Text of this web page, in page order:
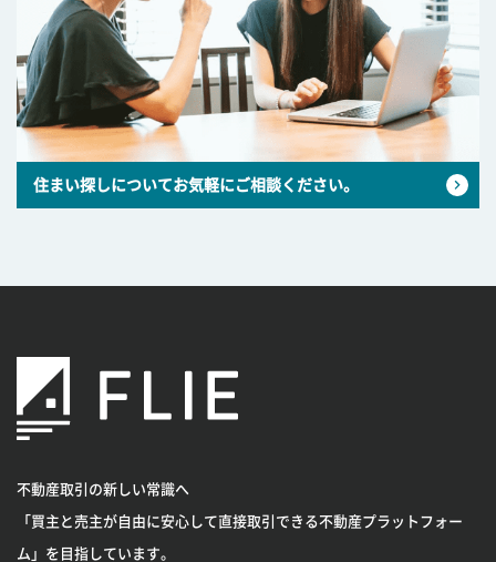
住まい探しについてお気軽にご相談ください。
不動産取引の新しい常識へ
「買主と売主が自由に安心して直接取引できる不動産プラットフォー
ム」を目指しています。